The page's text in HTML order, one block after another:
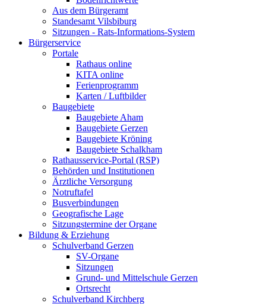
Aus dem Bürgeramt
Standesamt Vilsbiburg
Sitzungen - Rats-Informations-System
Bürgerservice
Portale
Rathaus online
KITA online
Ferienprogramm
Karten / Luftbilder
Baugebiete
Baugebiete Aham
Baugebiete Gerzen
Baugebiete Kröning
Baugebiete Schalkham
Rathausservice-Portal (RSP)
Behörden und Institutionen
Ärztliche Versorgung
Notruftafel
Busverbindungen
Geografische Lage
Sitzungstermine der Organe
Bildung & Erziehung
Schulverband Gerzen
SV-Organe
Sitzungen
Grund- und Mittelschule Gerzen
Ortsrecht
Schulverband Kirchberg